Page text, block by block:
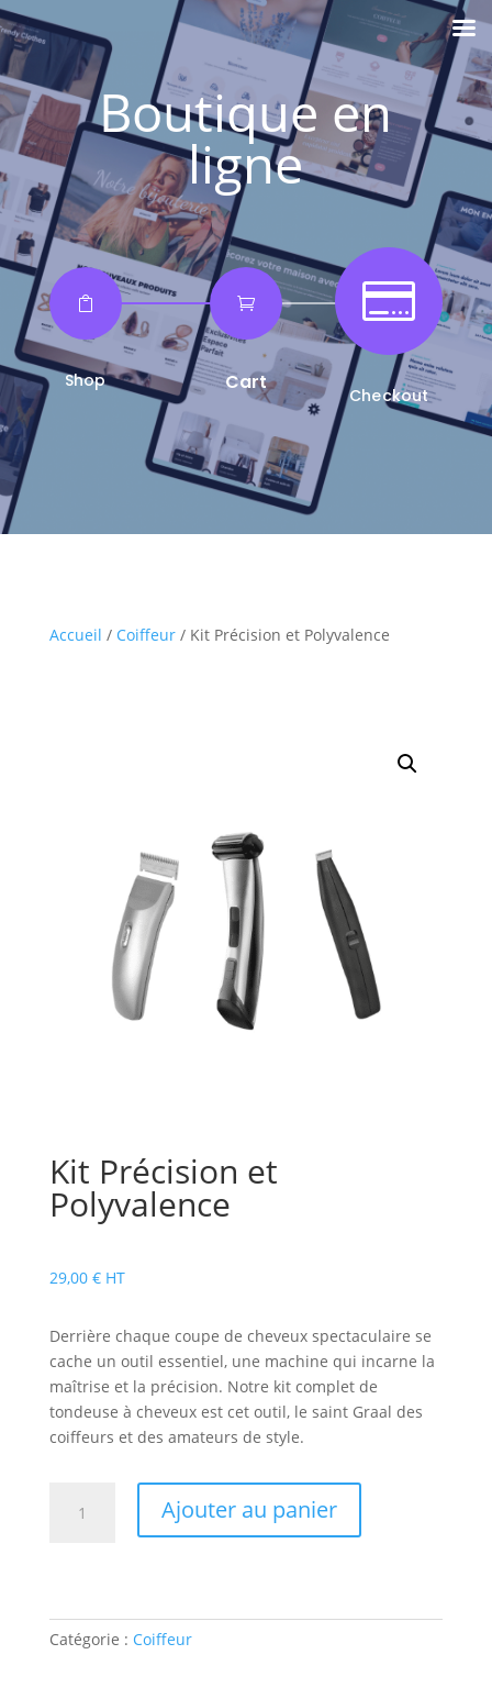
Boutique en
ligne

Shop

Cart

Checkout
Accueil / Coiffeur/ Kit Précision et Polyvalence
Kit Précision et
Polyvalence
29,00 € HT
Derrière chaque coupe de cheveux spectaculaire se
cache un outil essentiel, une machine qui incarne la
maîtrise et la précision. Notre kit complet de
tondeuse à cheveux est cet outil, le saint Graal des
coiffeurs et des amateurs de style.
Polyvalence
Ajouter au panier
Catégorie : Coiffeur